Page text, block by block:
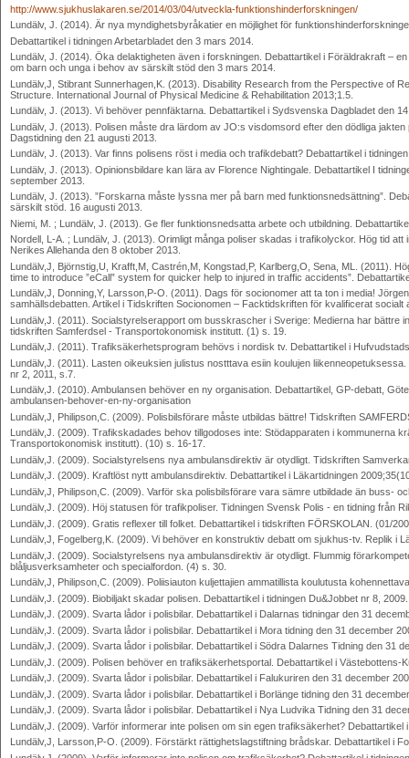
http://www.sjukhuslakaren.se/2014/03/04/utveckla-funktionshinderforskningen/
Lundälv, J. (2014). Är nya myndighetsbyråkatier en möjlighet för
Debattartikel i tidningen Arbetarbladet den 3 mars 2014.
Lundälv, J. (2014). Öka delaktigheten även i forskningen. Debattartikel i Föräldrakraft – en
om barn och unga i behov av särskilt stöd den 3 mars 2014.
Lundälv,J, Stibrant Sunnerhagen,K. (2013). Disability Research from the Perspective of
Structure. International Journal of Physical Medicine & Rehabilitation 2013;1.5.
Lundälv, J. (2013). Vi behöver pennfäktarna. Debattartikel i Sydsvenska Dagbladet den
Lundälv, J. (2013). Polisen måste dra lärdom av JO:s visdomsord efter den dödliga
Dagstidning den 21 augusti 2013.
Lundälv, J. (2013). Var finns polisens röst i media och trafikdebatt? Debattartikel i
Lundälv, J. (2013). Opinionsbildare kan lära av Florence Nightingale. Debattartikel I
september 2013.
Lundälv, J. (2013). ”Forskarna måste lyssna mer på barn med funktionsnedsättning”.
särskilt stöd. 16 augusti 2013.
Niemi, M. ; Lundälv, J. (2013). Ge fler funktionsnedsatta arbete och utbildning.
Nordell, L-A. ; Lundälv, J. (2013). Orimligt många poliser skadas i trafikolyckor. Hög tid
Nerikes Allehanda den 8 oktober 2013.
Lundälv,J, Björnstig,U, Krafft,M, Castrén,M, Kongstad,P, Karlberg,O, Sena, ML. (2011).
time to introduce ”eCall” system for quicker help to injured in traffic accidents”.
Lundälv,J, Donning,Y, Larsson,P-O. (2011). Dags för socionomer att ta ton i media!
samhällsdebatten. Artikel i Tidskriften Socionomen – Facktidskriften för kvalificerat socialt
Lundälv,J. (2011). Socialstyrelserapport om busskrascher i Sverige: Medierna har bättre
tidskriften Samferdsel - Transportokonomisk institutt. (1) s. 19.
Lundälv,J. (2011). Trafiksäkerhetsprogram behövs i nordisk tv. Debattartikel i
Lundälv,J. (2011). Lasten oikeuksien julistus nostttava esiin koulujen
nr 2, 2011, s.7.
Lundälv,J. (2010). Ambulansen behöver en ny organisation. Debattartikel, GP-debatt,
ambulansen-behover-en-ny-organisation
Lundälv,J, Philipson,C. (2009). Polisbilsförare måste utbildas bättre! Tidskriften
Lundälv,J. (2009). Trafikskadades behov tillgodoses inte: Stödapparaten i kommunerna
Transportokonomisk institutt). (10) s. 16-17.
Lundälv,J. (2009). Socialstyrelsens nya ambulansdirektiv är otydligt. Tidskriften
Lundälv,J. (2009). Kraftlöst nytt ambulansdirektiv. Debattartikel i Läkartidningen
Lundälv,J, Philipson,C. (2009). Varför ska polisbilsförare vara sämre utbildade än buss-
Lundälv,J. (2009). Höj statusen för trafikpoliser. Tidningen Svensk Polis - en tidning från
Lundälv,J. (2009). Gratis reflexer till folket. Debattartikel i tidskriften FÖRSKOLAN. (01/
Lundälv,J, Fogelberg,K. (2009). Vi behöver en konstruktiv debatt om sjukhus-tv. Replik i
Lundälv,J. (2009). Socialstyrelsens nya ambulansdirektiv är otydligt. Flummig
blåljusverksamheter och specialfordon. (4) s. 30.
Lundälv,J, Philipson,C. (2009). Poliisiauton kuljettajien ammatillista koulutusta
Lundälv,J. (2009). Biobiljakt skadar polisen. Debattartikel i tidningen Du&Jobbet nr 8, 2009.
Lundälv,J. (2009). Svarta lådor i polisbilar. Debattartikel i Dalarnas tidningar den 31
Lundälv,J. (2009). Svarta lådor i polisbilar. Debattartikel i Mora tidning den 31 december
Lundälv,J. (2009). Svarta lådor i polisbilar. Debattartikel i Södra Dalarnes Tidning den 31
Lundälv,J. (2009). Polisen behöver en trafiksäkerhetsportal. Debattartikel i Västebottens-
Lundälv,J. (2009). Svarta lådor i polisbilar. Debattartikel i Falukuriren den 31 december
Lundälv,J. (2009). Svarta lådor i polisbilar. Debattartikel i Borlänge tidning den 31
Lundälv,J. (2009). Svarta lådor i polisbilar. Debattartikel i Nya Ludvika Tidning den 31
Lundälv,J. (2009). Varför informerar inte polisen om sin egen trafiksäkerhet?
Lundälv,J, Larsson,P-O. (2009). Förstärkt rättighetslagstiftning brådskar. Debattartikel i